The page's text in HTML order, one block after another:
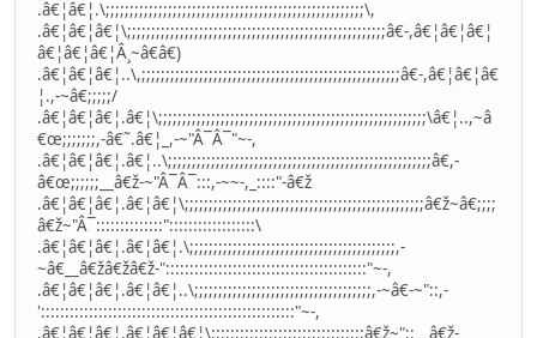
.â€¦â€¦.\;;;;;;;;;;;;;;;;;;;;;;;;;;;;;;;;;;;;;;;;;;;;;;;;;;;;;;\,
.â€¦â€¦â€¦\;;;;;;;;;;;;;;;;;;;;;;;;;;;;;;;;;;;;;;;;;;;;;;;;;;;;;;â€-,â€¦â€¦â€¦
â€¦â€¦â€¦Â¸~â€â€)
.â€¦â€¦â€¦..\,;;;;;;;;;;;;;;;;;;;;;;;;;;;;;;;;;;;;;;;;;;;;;;;;;;;;;;â€-,â€¦â€¦â€
¦.,-~â€;;;;;/
.â€¦â€¦â€¦.â€¦\;;;;;;;;;;;;;;;;;;;;;;;;;;;;;;;;;;;;;;;;;;;;;;;;;;;;;;;;\â€¦..,~â
€œ;;;;;;;,-â€˜.â€¦_,-~"Â¯Â¯"~-,
.â€¦â€¦â€¦.â€¦..\;;;;;;;;;;;;;;;;;;;;;;;;;;;;;;;;;;;;;;;;;;;;;;;;;;;;;;;â€,-
â€œ;;;;;;__â€ž-~"Â¯Â¯:::,-~~-,_::::"-â€ž
.â€¦â€¦â€¦.â€¦â€¦\;;;;;;;;;;;;;;;;;;;;;;;;;;;;;;;;;;;;;;;;;;;;;;;;;;â€ž~â€;;;;
â€ž~"Â¯::::::::::::::"::::::::::::::::::\
.â€¦â€¦â€¦.â€¦â€¦.\;;;;;;;;;;;;;;;;;;;;;;;;;;;;;;;;;;;;;;;;;;;,-
~â€__â€žâ€žâ€ž-"::::::::::::::::::::::::::::::::::::::::::"~-,
.â€¦â€¦â€¦.â€¦â€¦..\;;;;;;;;;;;;;;;;;;;;;;;;;;;;;;;;;;;;;,-~â€-~"::,-
':::::::::::::::::::::::::::::::::::::::::::::::::::::"~-,
.â€¦â€¦â€¦.â€¦â€¦â€¦\;;;;;;;;;;;;;;;;;;;;;;;;;;;;;;;;â€ž~"::__â€ž-